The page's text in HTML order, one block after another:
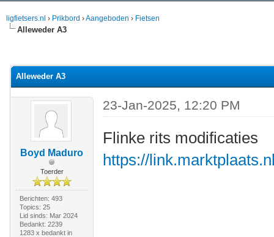
ligfietsers.nl › Prikbord ›Aangeboden › Fietsen
Alleweder A3
Alleweder A3
Boyd Maduro
Toerder
Berichten: 493
Topics: 25
Lid sinds: Mar 2024
Bedankt: 2239
1283 x bedankt in
23-Jan-2025, 12:20 PM
Flinke rits modificaties
https://